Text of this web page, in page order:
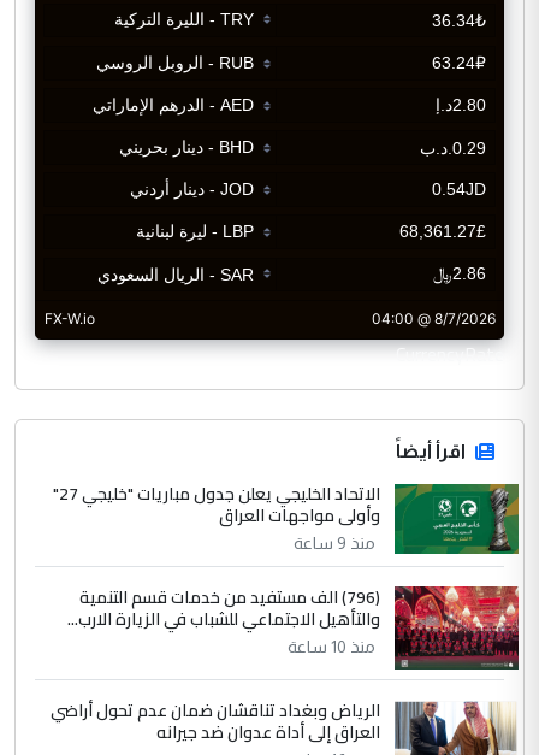
CurrencyRate
اقرأ أيضاً
الاتحاد الخليجي يعلن جدول مباريات "خليجي 27"
وأولى مواجهات العراق
منذ 9 ساعة
(796) الف مستفيد من خدمات قسم التنمية
والتأهيل الاجتماعي للشباب في الزيارة الارب...
منذ 10 ساعة
الرياض وبغداد تناقشان ضمان عدم تحول أراضي
العراق إلى أداة عدوان ضد جيرانه